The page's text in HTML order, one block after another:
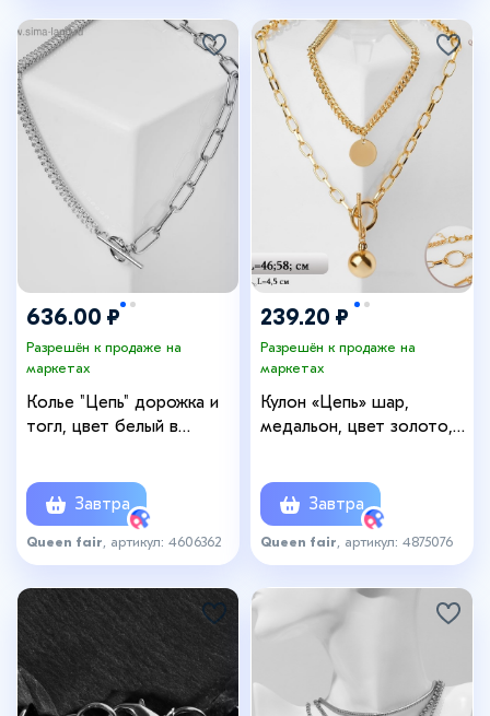
636.00 ₽
Разрешён к продаже на
маркетах
Колье "Цепь" дорожка и
тогл, цвет белый в
Завтра
Queen fair , артикул: 4606362
239.20 ₽
Разрешён к продаже на
маркетах
Кулон «Цепь» шар,
медальон, цвет золото,
Завтра
Queen fair , артикул: 4875076